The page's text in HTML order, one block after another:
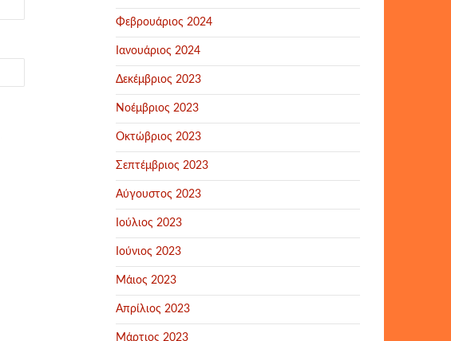
Φεβρουάριος 2024
Ιανουάριος 2024
Δεκέμβριος 2023
Νοέμβριος 2023
Οκτώβριος 2023
Σεπτέμβριος 2023
Αύγουστος 2023
Ιούλιος 2023
Ιούνιος 2023
Μάιος 2023
Απρίλιος 2023
Μάρτιος 2023